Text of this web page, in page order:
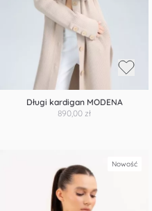
Długi kardigan MODENA
890,00 zł
Nowość